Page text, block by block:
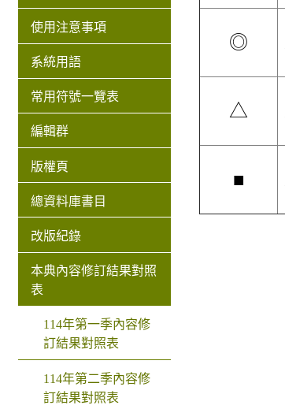
使用注意事項
系統用語
常用符號一覽表
編輯群
版權頁
總資料庫書目
改版紀錄
本典內容修訂結果對照
表
114年第一季內容修
訂結果對照表
114年第二季內容修
訂結果對照表
◎
△
■